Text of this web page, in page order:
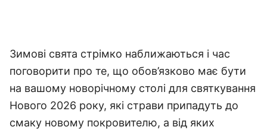
Зимові свята стрімко наближаються і час
поговорити про те, що обов’язково має бути
на вашому новорічному столі для святкування
Нового 2026 року, які страви припадуть до
смаку новому покровителю, а від яких